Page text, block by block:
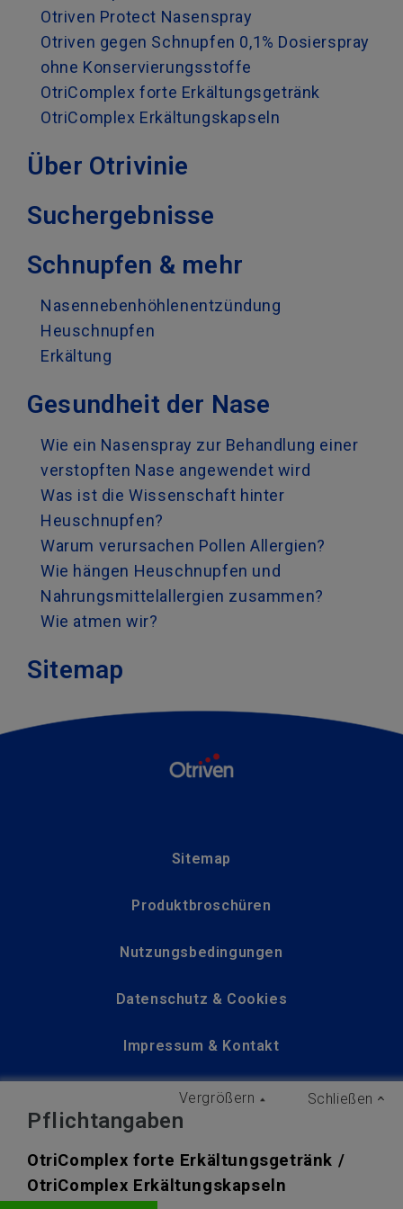
Otriven Protect Nasenspray
Otriven gegen Schnupfen 0,1% Dosierspray
ohne Konservierungsstoffe
OtriComplex forte Erkältungsgetränk
OtriComplex Erkältungskapseln
Über Otrivinie
Suchergebnisse
Schnupfen & mehr
Nasennebenhöhlenentzündung
Heuschnupfen
Erkältung
Gesundheit der Nase
Wie ein Nasenspray zur Behandlung einer
verstopften Nase angewendet wird
Was ist die Wissenschaft hinter
Heuschnupfen?
Warum verursachen Pollen Allergien?
Wie hängen Heuschnupfen und
Nahrungsmittelallergien zusammen?
Wie atmen wir?
Sitemap
Sitemap
Produktbroschüren
Nutzungsbedingungen
Datenschutz & Cookies
Impressum & Kontakt
Diese Seite richtet sich ausschließlich an Besucher
aus Deutschland. Marken sind Eigentum der Haleon
Unternehmensgruppe oder an diese lizenziert
©2024 Haleon oder Lizenzgeber.
Vergrößern Schließen
Pflichtangaben
OtriComplex forte Erkältungsgetränk /
OtriComplex Erkältungskapseln